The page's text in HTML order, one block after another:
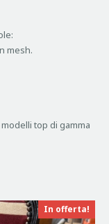
mesh.
top di gamma
In offerta!